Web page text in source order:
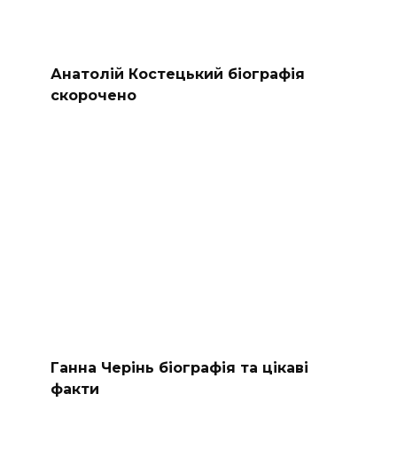
Анатолій Костецький біографія
скорочено
Ганна Черінь біографія та цікаві
факти